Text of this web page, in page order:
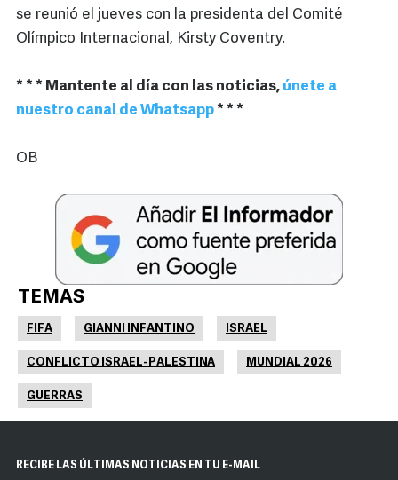
se reunió el jueves con la presidenta del Comité
Olímpico Internacional, Kirsty Coventry.
* * * Mantente al día con las noticias, únete a
nuestro canal de Whatsapp* * *
OB
TEMAS
FIFA GIANNI INFANTINO ISRAEL
CONFLICTO ISRAEL-PALESTINA MUNDIAL 2026
GUERRAS
RECIBE LAS ÚLTIMAS NOTICIAS EN TU E-MAIL